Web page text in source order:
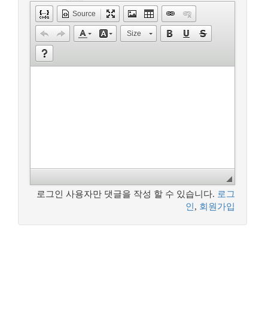
Source
Size
로그인 사용자만 댓글을 작성 할 수 있습니다. 로그
인 , 회원가입